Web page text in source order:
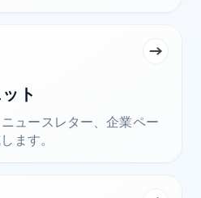
ト
ュースレター、企業ペー
ます。